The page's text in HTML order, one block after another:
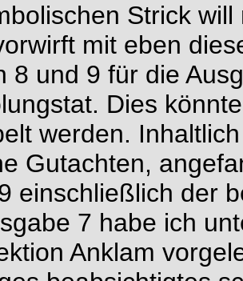
Strick
mit eben
8 und 9 für die
Dies
werden.
Gutachten,
einschließlich der
7 habe ich
Anklam